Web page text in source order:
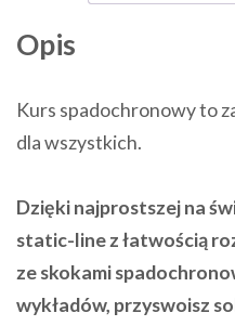
Opis
Kurs spadochronowy to
dla wszystkich.
Dzięki najprostszej na
static-line z łatwością
ze skokami
wykładów, przyswoisz